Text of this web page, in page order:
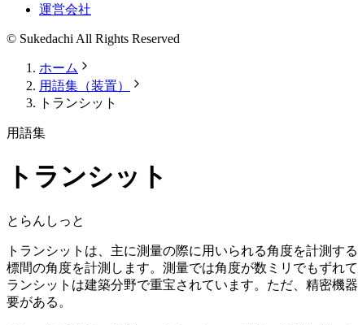
運営会社
© Sukedachi All Rights Reserved
ホーム
用語集（装置）
トランシット
用語集
トランシット
とらんしっと
トランシットは、主に測量の際に用いられる角度を計測す
標間の角度を計測します。測量では角度が数ミリでもずれ
ランシットは建築分野で重宝されています。ただ、精密機
要がある。